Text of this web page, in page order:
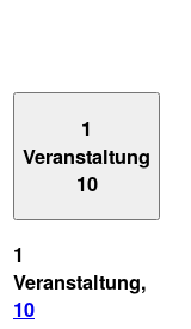
1
Veranstaltung
10
1
Veranstaltung,
10